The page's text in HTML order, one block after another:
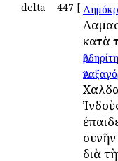
delta 447 [
κατὰ
διὰ